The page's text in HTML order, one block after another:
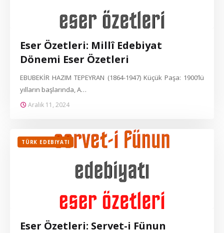
Eser Özetleri: Millî Edebiyat
Dönemi Eser Özetleri
EBUBEKİR HAZIM TEPEYRAN (1864-1947) Küçük Paşa: 1900’lü
yılların başlarında, A…
Aralık 11, 2024
TÜRK EDEBIYATI
Eser Özetleri: Servet-i Fünun